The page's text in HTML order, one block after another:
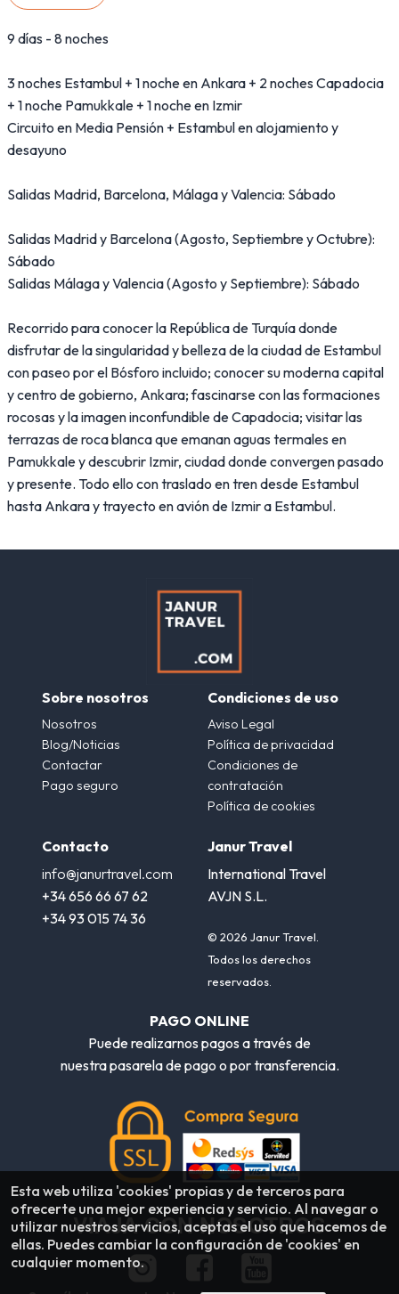
9 días - 8 noches
3 noches Estambul + 1 noche en Ankara + 2 noches Capadocia
+ 1 noche Pamukkale + 1 noche en Izmir
Circuito en Media Pensión + Estambul en alojamiento y
desayuno
Salidas Madrid, Barcelona, Málaga y Valencia: Sábado
Salidas Madrid y Barcelona (Agosto, Septiembre y Octubre):
Sábado
Salidas Málaga y Valencia (Agosto y Septiembre): Sábado
Recorrido para conocer la República de Turquía donde
disfrutar de la singularidad y belleza de la ciudad de Estambul
con paseo por el Bósforo incluido; conocer su moderna capital
y centro de gobierno, Ankara; fascinarse con las formaciones
rocosas y la imagen inconfundible de Capadocia; visitar las
terrazas de roca blanca que emanan aguas termales en
Pamukkale y descubrir Izmir, ciudad donde convergen pasado
y presente. Todo ello con traslado en tren desde Estambul
hasta Ankara y trayecto en avión de Izmir a Estambul.
Sobre nosotros
Nosotros
Blog/Noticias
Contactar
Pago seguro
Condiciones de uso
Aviso Legal
Política de privacidad
Condiciones de
contratación
Política de cookies
Contacto
info@janurtravel.com
+34 656 66 67 62
+34 93 015 74 36
Janur Travel
International Travel
AVJN S.L.
© 2026 Janur Travel.
Todos los derechos
reservados.
PAGO ONLINE
Puede realizarnos pagos a través de
nuestra pasarela de pago o por transferencia.
VIAJA CON NOSOTROS
Esta web utiliza 'cookies' propias y de terceros para
ofrecerte una mejor experiencia y servicio. Al navegar o
utilizar nuestros servicios, aceptas el uso que hacemos de
ellas. Puedes cambiar la configuración de 'cookies' en
cualquier momento.